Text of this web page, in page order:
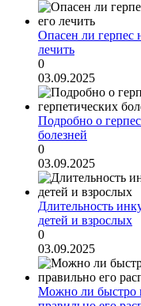
Опасен ли герпес
лечить
0
03.09.2025
Подробно о
болезней
0
03.09.2025
Длительность
детей и взрослых
0
03.09.2025
Можно ли быстро